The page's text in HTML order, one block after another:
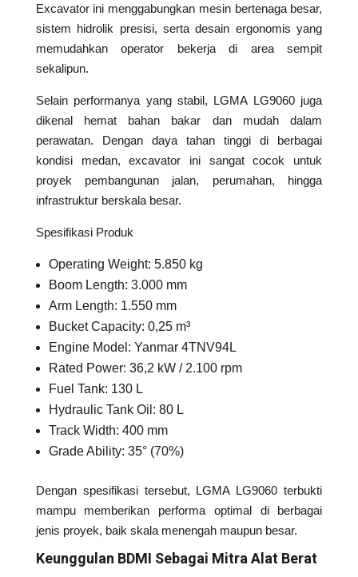
Excavator ini menggabungkan mesin bertenaga besar,
sistem hidrolik presisi, serta desain ergonomis yang
memudahkan operator bekerja di area sempit
sekalipun.
Selain performanya yang stabil, LGMA LG9060 juga
dikenal hemat bahan bakar dan mudah dalam
perawatan. Dengan daya tahan tinggi di berbagai
kondisi medan, excavator ini sangat cocok untuk
proyek pembangunan jalan, perumahan, hingga
infrastruktur berskala besar.
Spesifikasi Produk
Operating Weight: 5.850 kg
Boom Length: 3.000 mm
Arm Length: 1.550 mm
Bucket Capacity: 0,25 m³
Engine Model: Yanmar 4TNV94L
Rated Power: 36,2 kW / 2.100 rpm
Fuel Tank: 130 L
Hydraulic Tank Oil: 80 L
Track Width: 400 mm
Grade Ability: 35° (70%)
Dengan spesifikasi tersebut, LGMA LG9060 terbukti
mampu memberikan performa optimal di berbagai
jenis proyek, baik skala menengah maupun besar.
Keunggulan BDMI Sebagai Mitra Alat Berat